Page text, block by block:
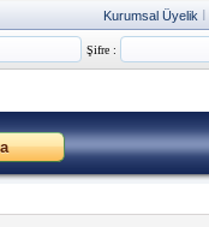
Kurumsal Üyelik
Şifre :